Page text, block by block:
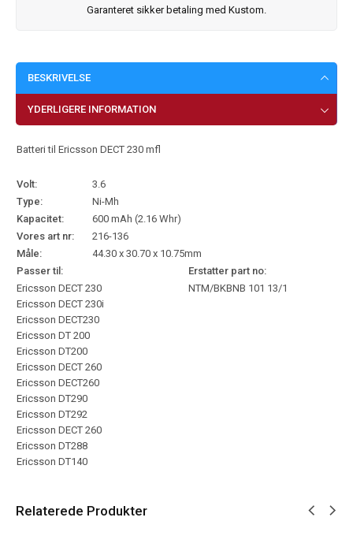
Garanteret sikker betaling med Kustom.
BESKRIVELSE
YDERLIGERE INFORMATION
Batteri til Ericsson DECT 230 mfl
Volt:
3.6
Type:
Ni-Mh
Kapacitet:
600 mAh (2.16 Whr)
Vores art nr:
216-136
Måle:
44.30 x 30.70 x 10.75mm
Passer til:
Erstatter part no:
Ericsson DECT 230
Ericsson DECT 230i
Ericsson DECT230
Ericsson DT 200
Ericsson DT200
Ericsson DECT 260
Ericsson DECT260
Ericsson DT290
Ericsson DT292
Ericsson DECT 260
Ericsson DT288
Ericsson DT140
NTM/BKBNB 101 13/1
Relaterede Produkter